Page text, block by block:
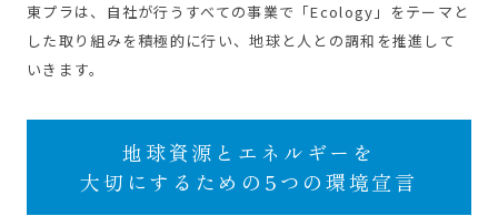
東プラは、自社が行うすべての事業で「Ecology」をテーマと
した取り組みを積極的に行い、地球と人との調和を推進して
いきます。
地球資源とエネルギーを
大切にするための 5つの環境宣言